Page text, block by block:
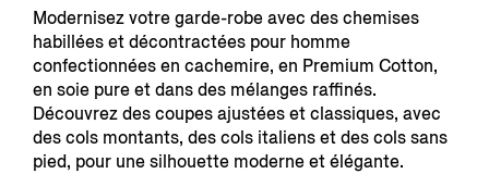
Modernisez votre garde-robe avec des chemises
habillées et décontractées pour homme
confectionnées en cachemire, en Premium Cotton,
en soie pure et dans des mélanges raffinés.
Découvrez des coupes ajustées et classiques, avec
des cols montants, des cols italiens et des cols sans
pied, pour une silhouette moderne et élégante.